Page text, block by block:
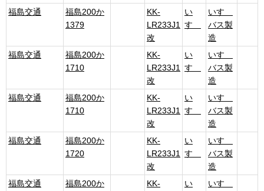
福島交通
福島200か
1379
KK-
LR233J1
改
い
すゞ
いすゞ
バス製
造
福島交通
福島200か
1710
KK-
LR233J1
改
い
すゞ
いすゞ
バス製
造
福島交通
福島200か
1710
KK-
LR233J1
改
い
すゞ
いすゞ
バス製
造
福島交通
福島200か
1720
KK-
LR233J1
改
い
すゞ
いすゞ
バス製
造
福島交通
福島200か
KK-
い
いすゞ